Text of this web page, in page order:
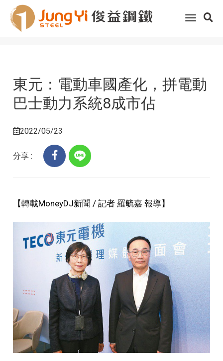
toggle
Home 客戶服務
科技趨勢
東元：電動車國產化，拼電動巴士動力系統8成市佔
東元：電動車國產化，拼電動
巴士動力系統8成市佔
2022/05/23
分享 :
【轉載MoneyDJ新聞 / 記者 羅毓嘉 報導】